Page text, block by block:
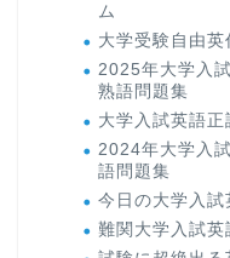
ム
大学受験自由
2025年大学入
熟語問題集
大学入試英語正
2024年大学入
語問題集
今日の大学入試
難関大学入試英